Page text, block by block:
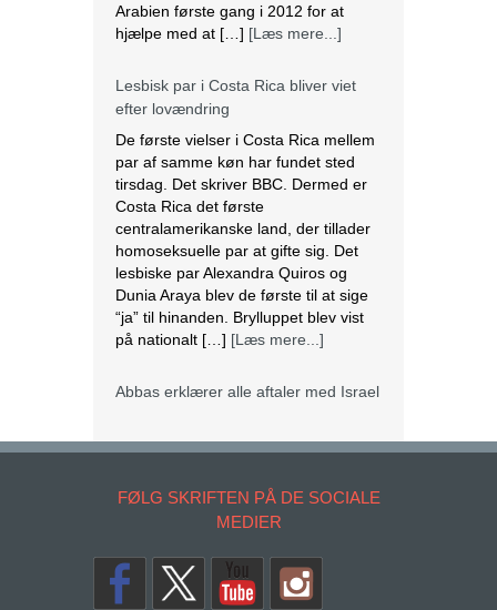
Arabien første gang i 2012 for at
hjælpe med at […] [Læs mere...]
Lesbisk par i Costa Rica bliver viet
efter lovændring
De første vielser i Costa Rica mellem
par af samme køn har fundet sted
tirsdag. Det skriver BBC. Dermed er
Costa Rica det første
centralamerikanske land, der tillader
homoseksuelle par at gifte sig. Det
lesbiske par Alexandra Quiros og
Dunia Araya blev de første til at sige
“ja” til hinanden. Brylluppet blev vist
på nationalt […] [Læs mere...]
Abbas erklærer alle aftaler med Israel
Mahmoud Abbas erklærer alle aftaler
at være afsluttet. Det siger den
palæstinensiske præsident tirsdag
nyhedsbureau Wafa. – Palæstinas
Befrielsesorganisation (PLO) og
staten Palæstina er fra i dag fritaget
MEDIER